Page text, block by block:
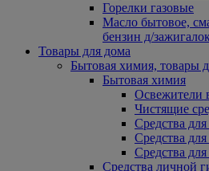
Горелки газовые
Масло бытовое,
бензин д/зажигалок
Товары для дома
Бытовая химия, товары
Бытовая химия
Освежители
Чистящие
Средства
Средства
Средства
Средства личной